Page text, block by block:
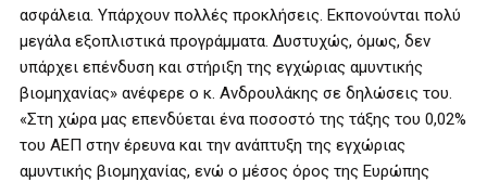
ασφάλεια. Υπάρχουν πολλές προκλήσεις. Εκπονούνται πολύ
μεγάλα εξοπλιστικά προγράμματα. Δυστυχώς, όμως, δεν
υπάρχει επένδυση και στήριξη της εγχώριας αμυντικής
βιομηχανίας» ανέφερε ο κ. Ανδρουλάκης σε δηλώσεις του.
«Στη χώρα μας επενδύεται ένα ποσοστό της τάξης του 0,02%
του ΑΕΠ στην έρευνα και την ανάπτυξη της εγχώριας
αμυντικής βιομηχανίας, ενώ ο μέσος όρος της Ευρώπης